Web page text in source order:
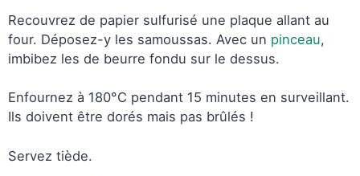
Recouvrez de papier sulfurisé une plaque allant au
four. Déposez-y les samoussas. Avec un pinceau,
imbibez les de beurre fondu sur le dessus.
Enfournez à 180°C pendant 15 minutes en surveillant.
Ils doivent être dorés mais pas brûlés !
Servez tiède.